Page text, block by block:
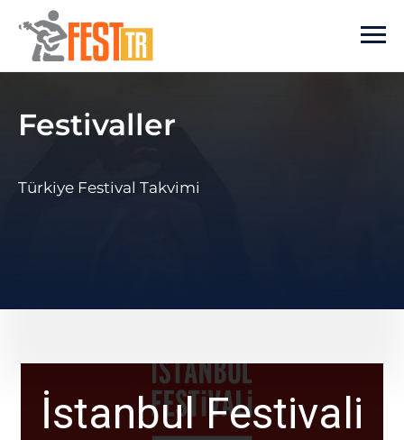
Ana içeriğe atla
Festivaller
Türkiye Festival Takvimi
İstanbul Festivali